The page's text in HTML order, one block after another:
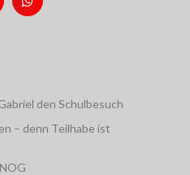
den Schulbesuch
– denn Teilhabe ist